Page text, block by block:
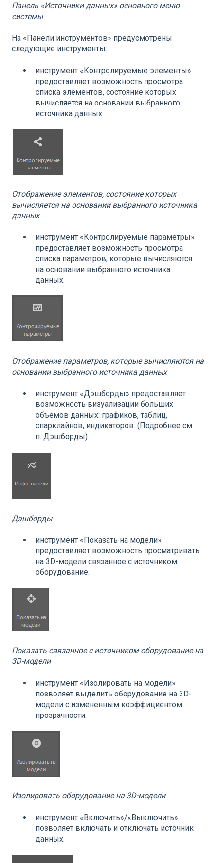
Панель «Источники данных» основного меню
системы
На «Панели инструментов» предусмотрены
следующие инструменты:
инструмент «Контролируемые элементы»
предоставляет возможность просмотра
списка элементов, состояние которых
вычисляется на основании выбранного
источника данных.
Отображение элементов, состояние которых
вычисляется на основании выбранного источника
данных
инструмент «Контролируемые параметры»
предоставляет возможность просмотра
списка параметров, которые вычисляются
на основании выбранного источника
данных.
Отображение параметров, которые вычисляются на
основании выбранного источника данных
инструмент «Дэшборды» предоставляет
возможность визуализации больших
объемов данных: графиков, таблиц,
спарклайнов, индикаторов. (Подробнее см.
п. Дэшборды)
Дэшборды
инструмент «Показать на модели»
предоставляет возможность просматривать
на 3D-модели связанное с источником
оборудование.
Показать связанное с источником оборудование на
3D-модели
инструмент «Изолировать на модели»
позволяет выделить оборудование на 3D-
модели с измененным коэффициентом
прозрачности.
Изолировать оборудование на 3D-модели
инструмент «Включить»/«Выключить»
позволяет включать и отключать источник
данных.